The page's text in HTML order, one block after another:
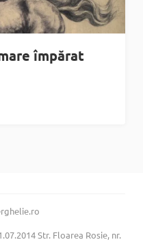
împărat
Str. Floarea Rosie, nr.